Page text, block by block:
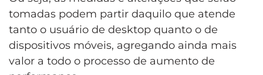
tomadas podem partir daquilo que atende
tanto o usuário de desktop quanto o de
dispositivos móveis, agregando ainda mais
valor a todo o processo de aumento de